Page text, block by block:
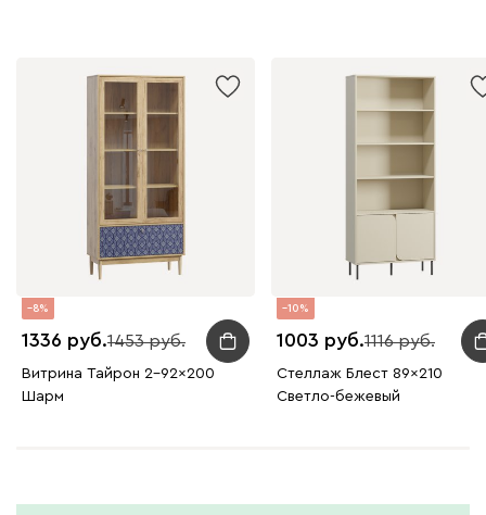
8
1336 1453
Витрина Тайрон 2-92x200
Шарм ​
10
1003 1116
Стеллаж Блест 89x210
Светло-бежевый